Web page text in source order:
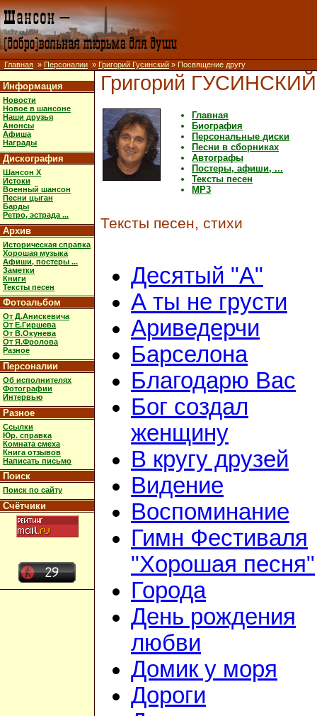
Главная » Персоналии » Григорий Гусинский » Посвящение другу
Информация
Новости
Новое в шансоне
Наши друзья
Анонсы
Афиша
Награды
Дискография
Шансон X
Истоки
Военный шансон
Песни цыган
Барды
Ретро, эстрада ...
Архив
Историческая справка
Хорошая музыка
Афиши, постеры ...
Заметки
Книги
Тексты песен
Фотоальбом
От Д.Анискевича
От Е.Гиршева
От В.Окунева
От Я.Фролова
Разное
Персоналии
Об исполнителях
Фотографии
Интервью
Разное
Ссылки
Юр. справка
Комната смеха
Книга отзывов
Написать письмо
Поиск
Поиск по сайту
Счётчики
Григорий ГУСИНСКИЙ
Главная
Биография
Персональные диски
Песни в сборниках
Автографы
Постеры, афиши, ...
Тексты песен
MP3
Тексты песен, стихи
Десятый "А"
А ты не грусти
Ариведерчи
Барселона
Благодарю Вас
Бог создал
женщину
В кругу друзей
Видение
Воспоминание
Гимн Фестиваля
"Хорошая песня"
Города
День рождения
любви
Домик у моря
Дороги